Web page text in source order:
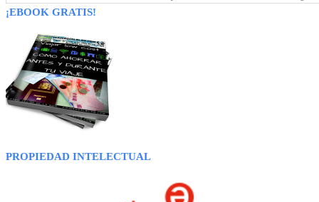
¡EBOOK GRATIS!
PROPIEDAD INTELECTUAL